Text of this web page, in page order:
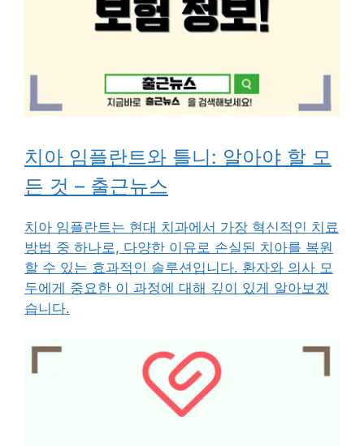
치아 임플란트와 틀니: 알아야 할 모
든 것 – 출근뉴스
치아 임플란트는 현대 치과에서 가장 혁신적인 치료
방법 중 하나로, 다양한 이유로 손실된 치아를 복원
할 수 있는 효과적인 솔루션입니다. 환자와 의사 모
두에게 중요한 이 과정에 대해 깊이 있게 알아보겠
습니다.